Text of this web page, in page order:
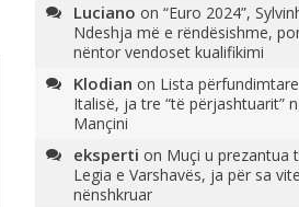
Luciano on “Euro 2024”,
Ndeshja më e rëndësishme,
nëntor vendoset kualifikimi
Klodian on Lista
Italisë, ja tre “të përjashtuarit”
Mançini
eksperti on Muçi u prezantua
Legia e Varshavës, ja për sa
nënshkruar